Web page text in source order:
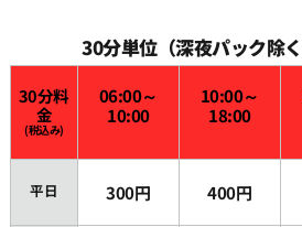
30分単位（深夜パック除
30分料
金
(税込み)
06:00～
10:00
10:00～
18:00
平日 300円 400円